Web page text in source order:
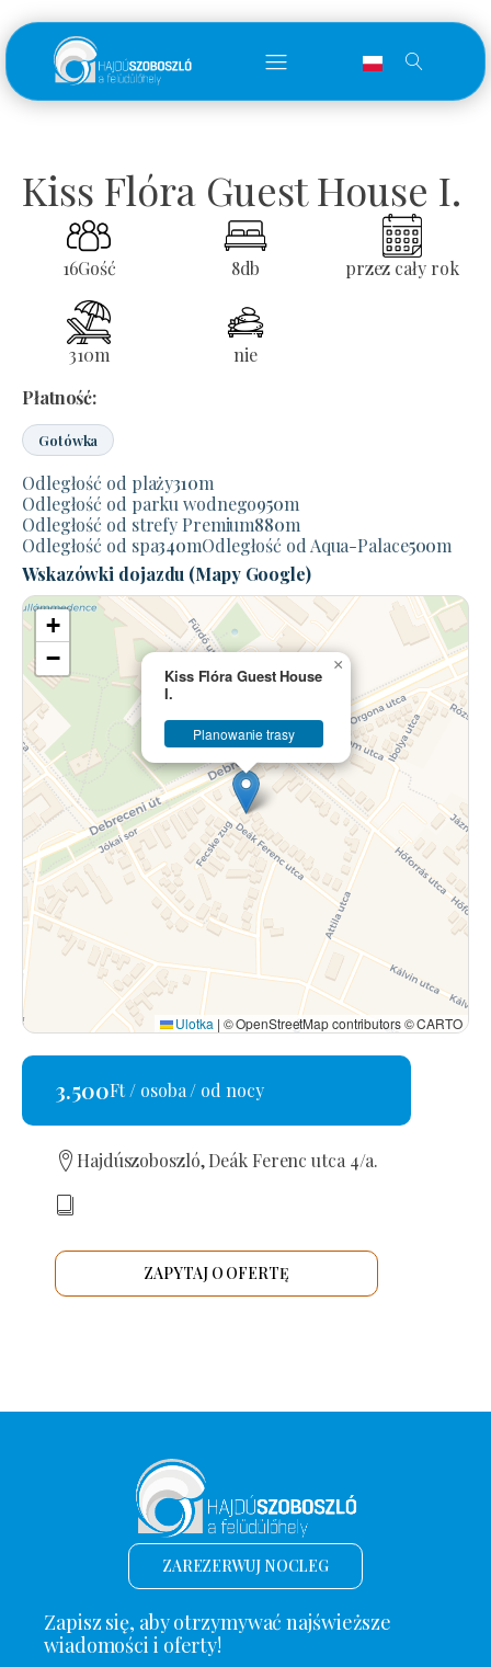
Kiss Flóra Guest House I.
16Gość 8db przez cały rok
310m
nie
Płatność:
Gotówka
Odległość od plaży310m
Odległość od parku wodnego950m
Odległość od strefy Premium880m
Odległość od spa340mOdległość od Aqua-Palace500m
Wskazówki dojazdu (Mapy Google)
Kiss Flóra Guest House
I.
Planowanie trasy
×
+
−
Ulotka | © OpenStreetMap contributors © CARTO
3.500Ft / osoba / od nocy
Hajdúszoboszló, Deák Ferenc utca 4/a.
ZAPYTAJ O OFERTĘ
ZAREZERWUJ NOCLEG
Zapisz się, aby otrzymywać najświeższe
wiadomości i oferty!